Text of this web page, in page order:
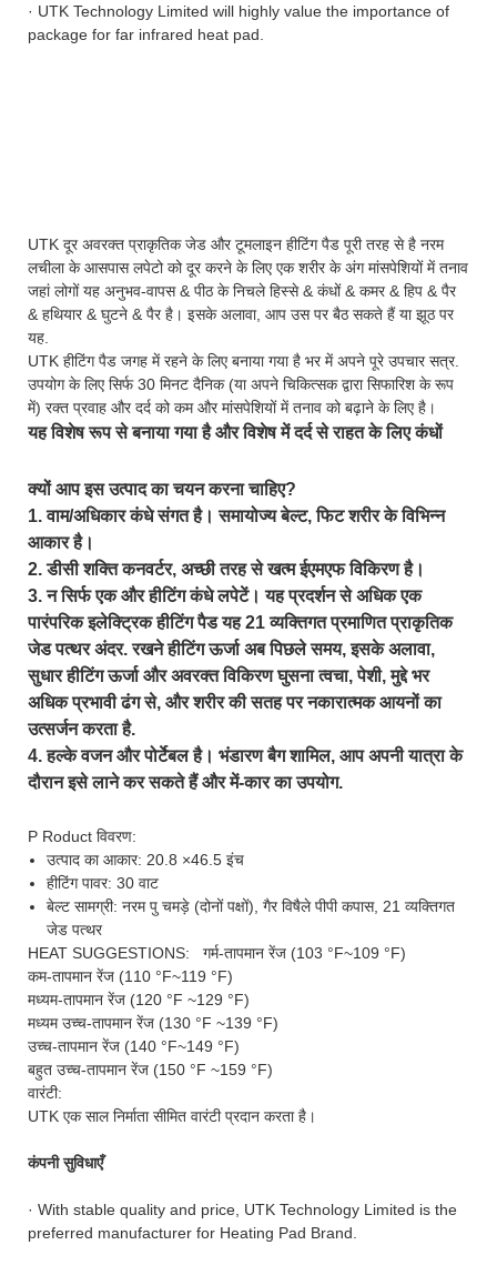
· UTK Technology Limited will highly value the importance of
package for far infrared heat pad.
UTK दूर अवरक्त प्राकृतिक जेड और टूमलाइन हीटिंग पैड पूरी तरह से है नरम
लचीला के आसपास लपेटो को दूर करने के लिए एक शरीर के अंग मांसपेशियों में तनाव
जहां लोगों यह अनुभव-वापस & पीठ के निचले हिस्से & कंधों & कमर & हिप & पैर
& हथियार & घुटने & पैर है। इसके अलावा, आप उस पर बैठ सकते हैं या झूठ पर
यह.
UTK हीटिंग पैड जगह में रहने के लिए बनाया गया है भर में अपने पूरे उपचार सत्र.
उपयोग के लिए सिर्फ 30 मिनट दैनिक (या अपने चिकित्सक द्वारा सिफारिश के रूप
में) रक्त प्रवाह और दर्द को कम और मांसपेशियों में तनाव को बढ़ाने के लिए है।
यह विशेष रूप से बनाया गया है और विशेष में दर्द से राहत के लिए कंधों
क्यों आप इस उत्पाद का चयन करना चाहिए?
1. वाम/अधिकार कंधे संगत है। समायोज्य बेल्ट, फिट शरीर के विभिन्न
आकार है।
2. डीसी शक्ति कनवर्टर, अच्छी तरह से खत्म ईएमएफ विकिरण है।
3. न सिर्फ एक और हीटिंग कंधे लपेटें। यह प्रदर्शन से अधिक एक
पारंपरिक इलेक्ट्रिक हीटिंग पैड यह 21 व्यक्तिगत प्रमाणित प्राकृतिक
जेड पत्थर अंदर. रखने हीटिंग ऊर्जा अब पिछले समय, इसके अलावा,
सुधार हीटिंग ऊर्जा और अवरक्त विकिरण घुसना त्वचा, पेशी, मुद्दे भर
अधिक प्रभावी ढंग से, और शरीर की सतह पर नकारात्मक आयनों का
उत्सर्जन करता है.
4. हल्के वजन और पोर्टेबल है। भंडारण बैग शामिल, आप अपनी यात्रा के
दौरान इसे लाने कर सकते हैं और में-कार का उपयोग.
P Roduct विवरण:
उत्पाद का आकार: 20.8 ×46.5 इंच
हीटिंग पावर: 30 वाट
बेल्ट सामग्री: नरम पु चमड़े (दोनों पक्षों), गैर विषैले पीपी कपास, 21 व्यक्तिगत
जेड पत्थर
HEAT SUGGESTIONS:
गर्म-तापमान रेंज (103 °F~109 °F)
कम-तापमान रेंज (110 °F~119 °F)
मध्यम-तापमान रेंज (120 °F ~129 °F)
मध्यम उच्च-तापमान रेंज (130 °F ~139 °F)
उच्च-तापमान रेंज (140 °F~149 °F)
बहुत उच्च-तापमान रेंज (150 °F ~159 °F)
वारंटी:
UTK एक साल निर्माता सीमित वारंटी प्रदान करता है।
कंपनी सुविधाएँ
· With stable quality and price, UTK Technology Limited is the
preferred manufacturer for Heating Pad Brand.